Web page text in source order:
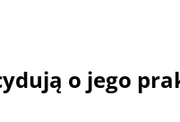
o jego